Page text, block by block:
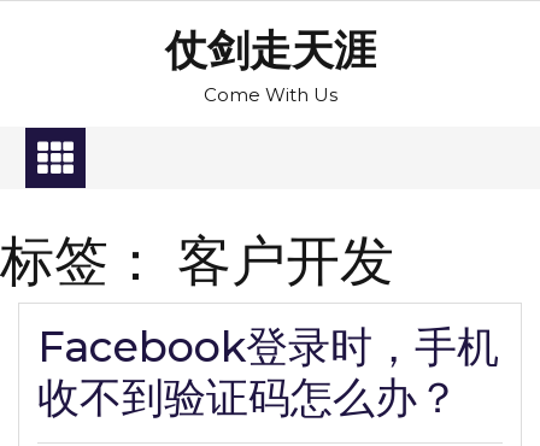
仗剑走天涯
Come With Us
标签： 客户开发
Facebook登录时，手机
收不到验证码怎么办？